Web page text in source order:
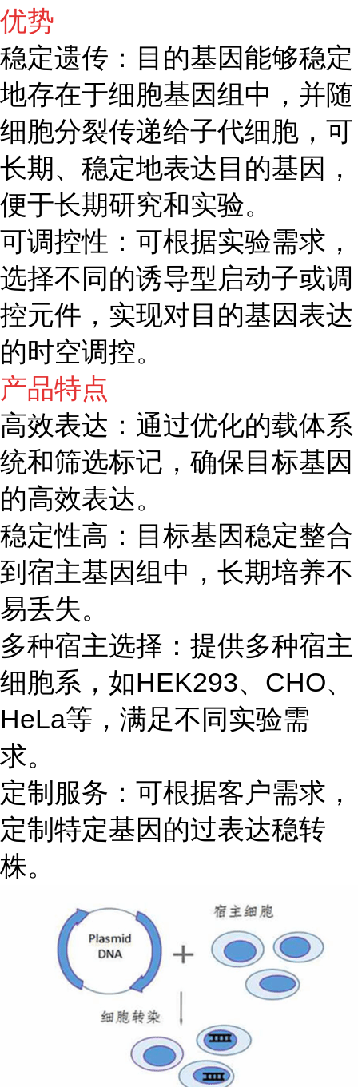
优势
稳定遗传：目的基因能够稳定
地存在于细胞基因组中，并随
细胞分裂传递给子代细胞，可
长期、稳定地表达目的基因，
便于长期研究和实验。
可调控性：可根据实验需求，
选择不同的诱导型启动子或调
控元件，实现对目的基因表达
的时空调控。
产品特点
高效表达：通过优化的载体系
统和筛选标记，确保目标基因
的高效表达。
稳定性高：目标基因稳定整合
到宿主基因组中，长期培养不
易丢失。
多种宿主选择：提供多种宿主
细胞系，如HEK293、CHO、
HeLa等，满足不同实验需
求。
定制服务：可根据客户需求，
定制特定基因的过表达稳转
株。